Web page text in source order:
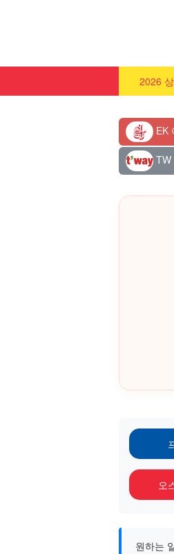
2026
EK
TW
오
원하는